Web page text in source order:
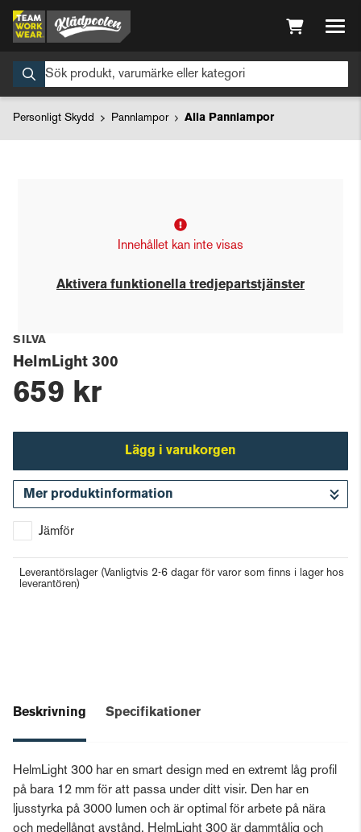
Personligt Skydd Pannlampor Alla Pannlampor
Innehållet kan inte visas
Aktivera funktionella tredjepartstjänster
SILVA
HelmLight 300
659 kr
Lägg i varukorgen
Mer produktinformation
Jämför
Leverantörslager (Vanligtvis 2-6 dagar för varor som finns i lager hos
leverantören)
Beskrivning Specifikationer
HelmLight 300 har en smart design med en extremt låg profil
på bara 12 mm för att passa under ditt visir. Den har en
ljusstyrka på 3000 lumen och är optimal för arbete på nära
och medellångt avstånd. HelmLight 300 är dammtålig och